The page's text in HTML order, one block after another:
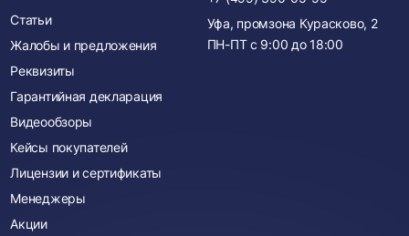
Статьи
Жалобы и предложения
Реквизиты
Гарантийная декларация
Видеообзоры
Кейсы покупателей
Лицензии и сертификаты
Менеджеры
Акции
Уфа, промзона Курасково, 2
ПН-ПТ с 9:00 до 18:00